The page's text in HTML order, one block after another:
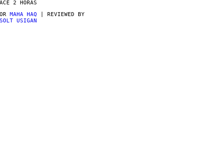
2 HORAS
MAHA HAQ | REVIEWED BY
USIGAN